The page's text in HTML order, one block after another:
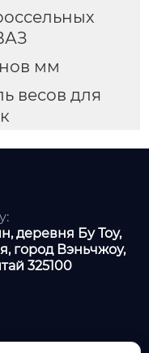
мм
весов для
деревня Бу Тоу,
город Вэньчжоу,
325100